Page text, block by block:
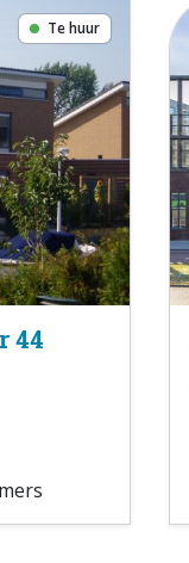
Te huur
44